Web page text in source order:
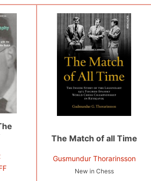
The Match of all Time
Gusmundur Thorarinsson
New in Chess